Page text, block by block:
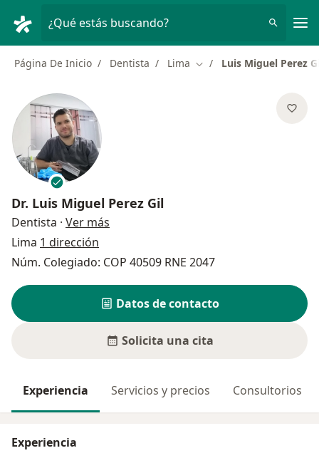
¿Qué estás buscando?
Página De Inicio Dentista Lima Cambiar de ciudad
Luis Miguel Perez
Dr. Luis Miguel Perez Gil
Dentista · Ver más
Lima 1 dirección
Núm. Colegiado: COP 40509 RNE 2047
Datos de contacto
Solicita una cita
Experiencia Servicios y precios Consultorios
Experiencia